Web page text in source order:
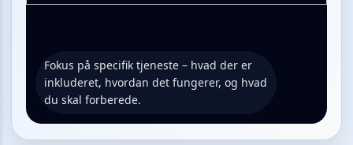
Fokus på specifik tjeneste – hvad der er
inkluderet, hvordan det fungerer, og hvad
du skal forberede.